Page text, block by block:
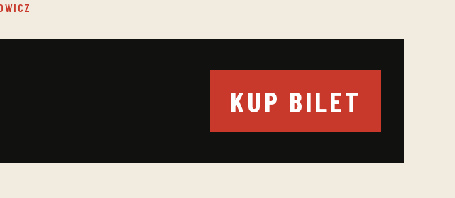
KUP BILET